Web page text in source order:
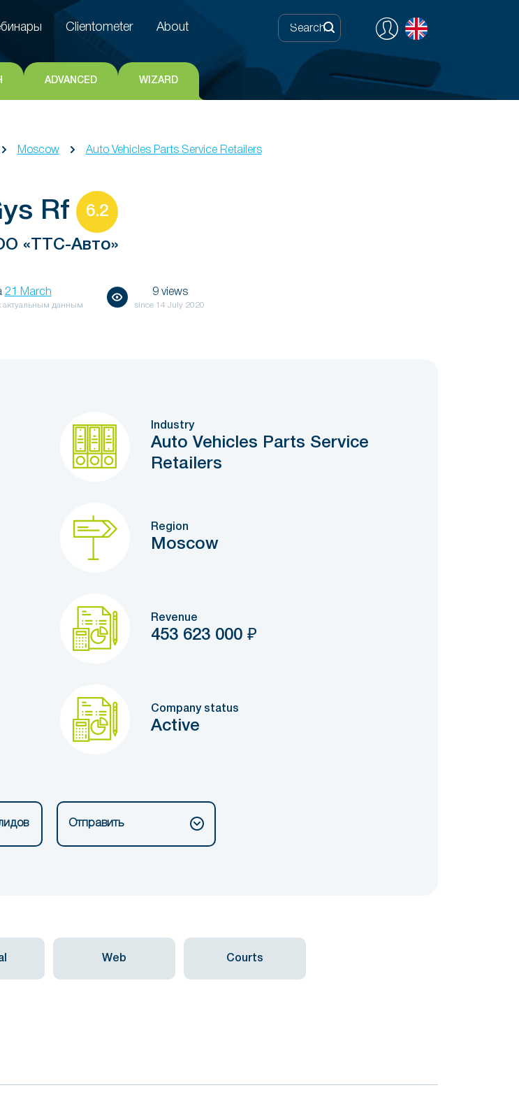
Clientometer
Clientometer About
ADVANCED WIZARD
Moscow Auto Vehicles Parts Service Retailers
Rf 6.2
«ТТС-Авто»
21 March
актуальным данным
9 views
since 14 July 2020
Industry
Auto Vehicles Parts Service
Retailers
Region
Moscow
Revenue
453 623 000 ₽
Company status
Active
Отправить
Web Courts